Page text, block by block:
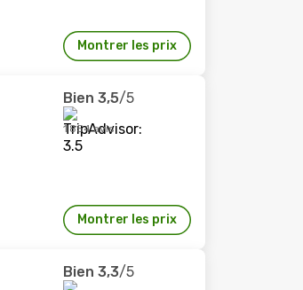
Montrer les prix
Bien 3,5/5
1 854 avis
Montrer les prix
Bien 3,3/5